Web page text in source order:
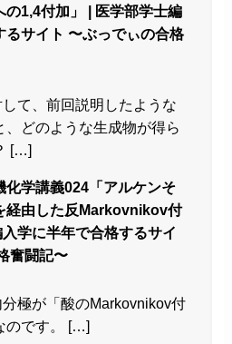
1,4付加」 | 医学部学士編
るサイト 〜ぶっでぃの合格
て、前回説明したような
どのような生成物が得ら
[…]
化学講義024「アルケンそ
由した反Markovnikov付
学に半年で合格するサイ
奮闘記〜
極が「酸のMarkovnikov付
のです。 […]